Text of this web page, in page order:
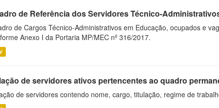
de Referência dos Servidores Técnico-
de Cargos Técnico-Administrativos em Educação, ocupados e
Anexo I da Portaria MP/MEC nº 316/2017.
de servidores ativos pertencentes ao quadro
de servidores contendo nome, cargo, titulação, regime de